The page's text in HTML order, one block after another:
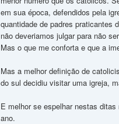
em sua época, defendidos pela
quantidade de padres praticantes
não deveriamos julgar para não
Mas o que me conforta e que a
Mas a melhor definição de
do sul decidiu visitar uma igreja,
E melhor se espelhar nestas
ano.